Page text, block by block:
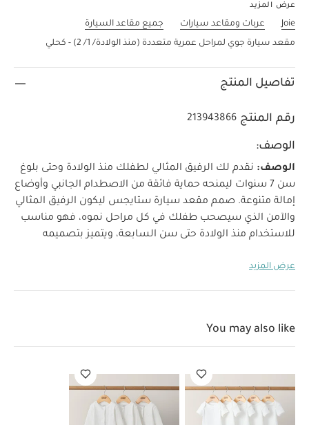
عرض المزيد
Joie عربات ومقاعد سيارات
جميع مقاعد السيارة
مقعد سيارة جوي لمراحل عمرية متعددة (منذ الولادة/ 1/ 2) - كحلي
تفاصيل المنتج
رقم المنتج 213943866
الوصف:
الوصف: نقدم لك الرفيق المثالي لطفلك منذ الولادة وحتى بلوغ
سن 7 سنوات ليمنحه حماية فائقة من الاصطدام الجانبي وأوضاع
إمالة متنوعة. صمم مقعد سيارة ستايجس ليكون الرفيق المثالي
والآمن الذي سيصحب طفلك في كل مراحل نموه، فهو مناسب
للاستخدام منذ الولادة حتى سن السابعة، ويتميز بتصميمه
من الصدمات. كما يتميز بخاصية إزالة الوسائد لتوسيع المقعد
6 وضعيات إمالة:
وضعية واحدة مواجهة للخلف و4 مواجهة للأمام
الحماية من الصدمات الجانبية مزيدًا من الحماية لرأس طفلك
وجسمه وأردافه
تحافظ دعامة بيبي أرمور الفولاذية على متانة
عرض المزيد
You may also like